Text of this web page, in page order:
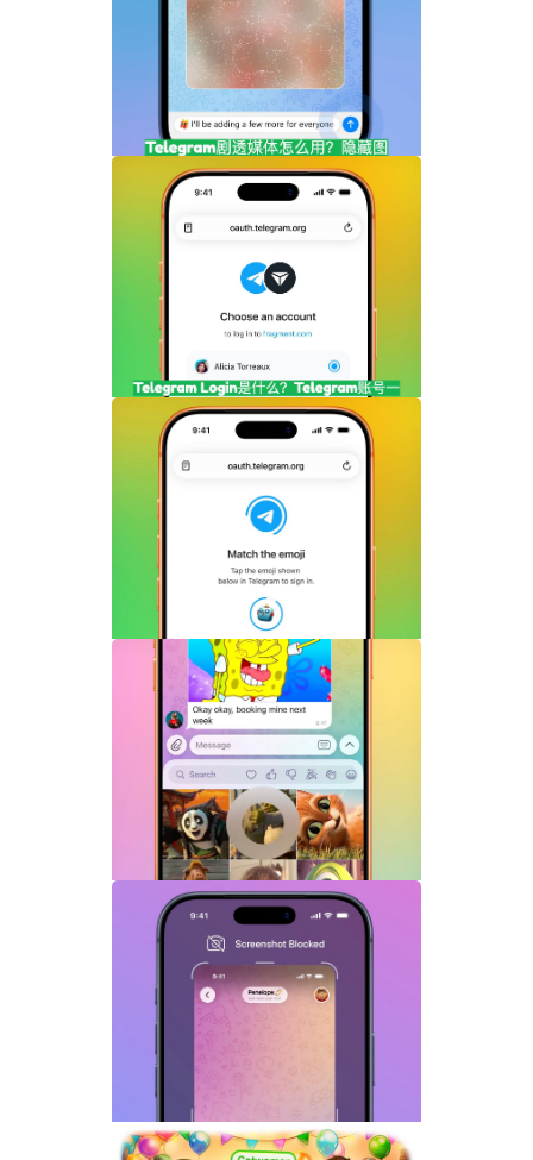
频内容完整指南
Telegram Login是什么？Telegram账号
一键登录功能全面解析
Telegram机器人流式响应功能详解：AI回
复实时生成体验升级
Telegram GIF标题功能上线：动态图也能
添加文字说明与表情内容